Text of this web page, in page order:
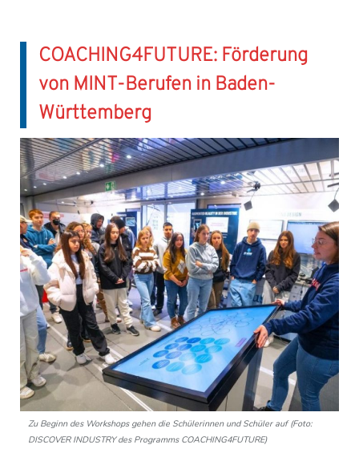
COACHING4FUTURE: Förderung
von MINT-Berufen in Baden-
Württemberg
Zu Beginn des Workshops gehen die Schülerinnen und Schüler auf (Foto:
DISCOVER INDUSTRY des Programms COACHING4FUTURE)